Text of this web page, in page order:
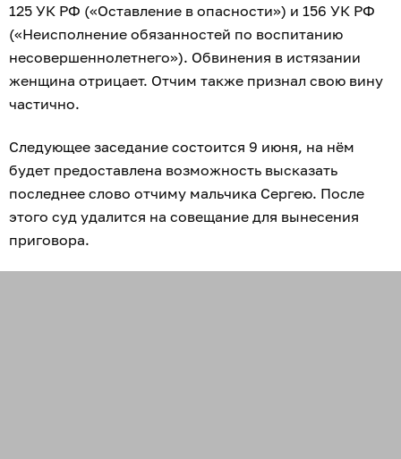
125 УК РФ («Оставление в опасности») и 156 УК РФ
(«Неисполнение обязанностей по воспитанию
несовершеннолетнего»). Обвинения в истязании
женщина отрицает. Отчим также признал свою вину
частично.
Следующее заседание состоится 9 июня, на нём
будет предоставлена возможность высказать
последнее слово отчиму мальчика Сергею. После
этого суд удалится на совещание для вынесения
приговора.